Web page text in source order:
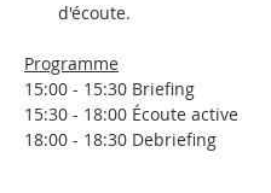
d'écoute.
Programme
15:00 - 15:30 Briefing
15:30 - 18:00 Écoute active
18:00 - 18:30 Debriefing